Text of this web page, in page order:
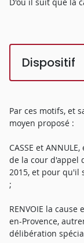
Dispositif
Par ces motifs, et
moyen proposé :
CASSE et
de la cour d'appel
2015, et pour qu'il
;
RENVOIE la
en-Provence,
délibération